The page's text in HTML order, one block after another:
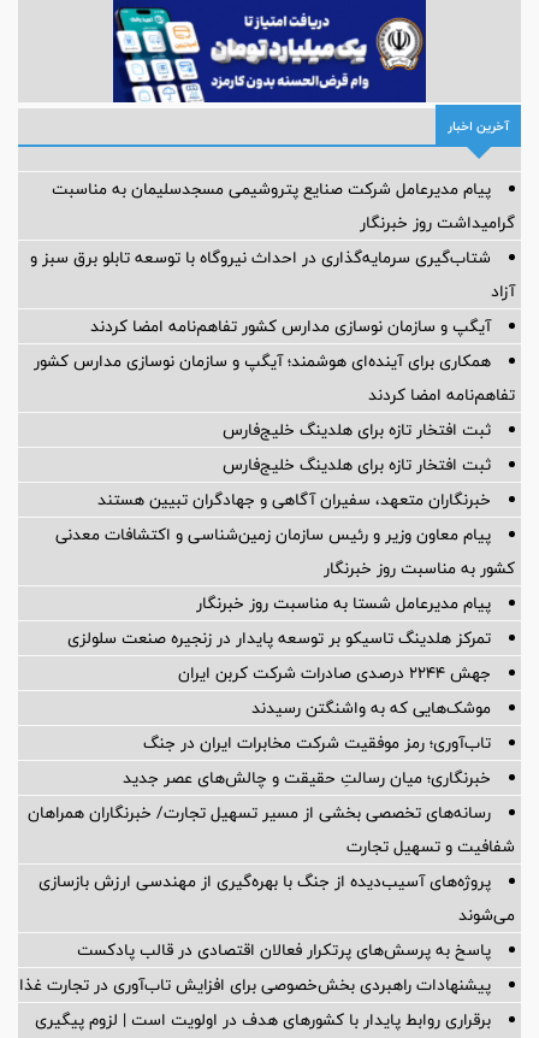
آخرین اخبار
پیام مدیرعامل شركت صنایع پتروشیمی مسجدسلیمان به مناسبت
گرامیداشت روز خبرنگار
شتاب‌گیری سرمایه‌گذاری در احداث نیروگاه با توسعه تابلو برق سبز و
آزاد
آیگپ و سازمان نوسازی مدارس کشور تفاهم‌نامه امضا کردند
همکاری برای آینده‌ای هوشمند؛ آیگپ و سازمان نوسازی مدارس کشور
تفاهم‌نامه امضا کردند
ثبت افتخار تازه برای هلدینگ خلیج‌فارس
ثبت افتخار تازه برای هلدینگ خلیج‌فارس
خبرنگاران متعهد، سفیران آگاهی و جهادگران تبیین هستند
پیام معاون وزیر و رئیس سازمان زمین‌شناسی و اکتشافات معدنی
کشور به مناسبت روز خبرنگار
پیام مدیرعامل شستا به مناسبت روز خبرنگار
تمرکز هلدینگ تاسیکو بر توسعه پایدار در زنجیره صنعت سلولزی
جهش ۲۲۴۴ درصدی صادرات شرکت کربن ایران
موشک‌هایی که به واشنگتن رسیدند
تاب‌آوری؛ رمز موفقیت شرکت مخابرات ایران در جنگ
خبرنگاری؛ میان رسالتِ حقیقت و چالش‌های عصر جدید
رسانه‌های تخصصی بخشی از مسیر تسهیل تجارت/ خبرنگاران همراهان
شفافیت و تسهیل تجارت
پروژه‌های آسیب‌دیده از جنگ با بهره‌گیری از مهندسی ارزش بازسازی
می‌شوند
پاسخ به پرسش‌های پرتکرار فعالان اقتصادی در قالب پادکست
پیشنهادات راهبردی بخش‌خصوصی برای افزایش تاب‌آوری در تجارت غذا
برقراری روابط پایدار با کشورهای هدف در اولویت است | لزوم پیگیری